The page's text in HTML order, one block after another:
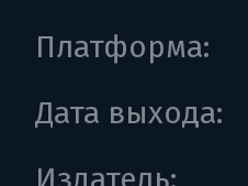
Платформа:
Дата выхода: